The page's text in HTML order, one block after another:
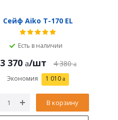
Сейф Aiko T-170 EL
Есть в наличии
3 370 /шт 4 380
Экономия 1 010
В корзину